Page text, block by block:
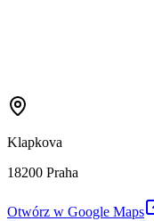
Klapkova
18200 Praha
Otwórz w Google Maps